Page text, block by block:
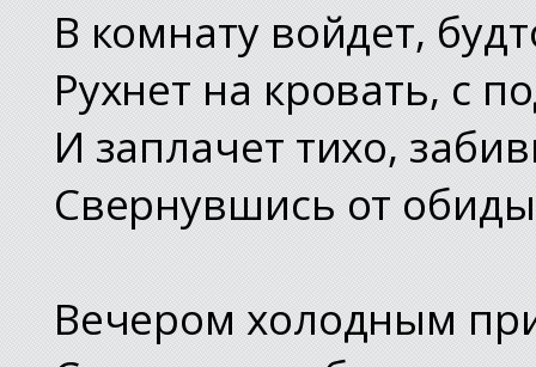
В комнату войдет,
Рухнет на кровать, с
И заплачет тихо,
Свернувшись от
Вечером холодным